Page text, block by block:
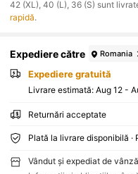
42 (XL), 40 (L), 36 (S) sunt
rapidă.
Expediere către Romania
Expediere gratuită
Livrare estimată: Aug 12 -
Returnări acceptate
Vândut și expediat de